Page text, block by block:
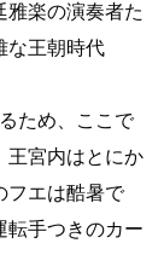
雅楽の演奏者た
な王朝時代
ため、ここで
王宮内はとにか
フエは酷暑で
転手つきのカー